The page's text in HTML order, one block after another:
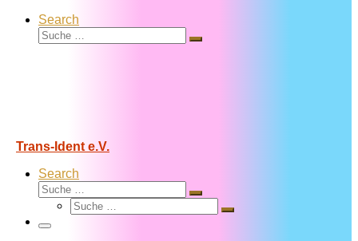
Search
Suche
Suche
Trans-Ident e.V.
Search
Suche
Suche
Suche
Suche
Menü